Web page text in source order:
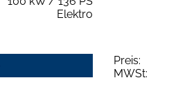
Elektro
Preis:
MWSt: